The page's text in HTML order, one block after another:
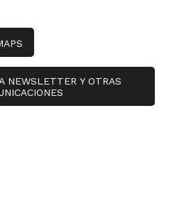
NEWSLETTER Y OTRAS